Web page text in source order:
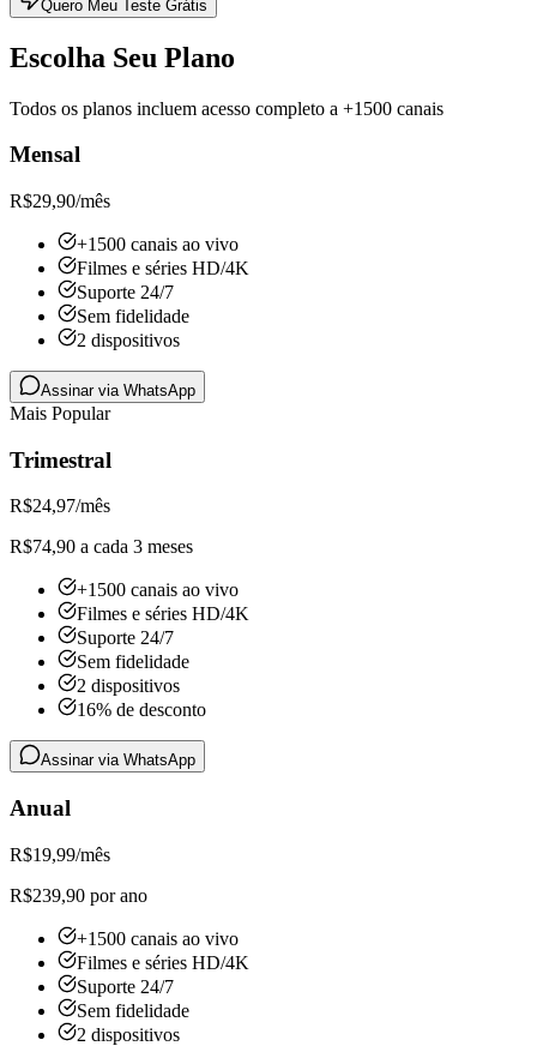
Quero Meu Teste Grátis
Escolha Seu Plano
Todos os planos incluem acesso completo a +1500 canais
Mensal
R$29,90/mês
+1500 canais ao vivo
Filmes e séries HD/4K
Suporte 24/7
Sem fidelidade
2 dispositivos
Assinar via WhatsApp
Mais Popular
Trimestral
R$24,97/mês
R$74,90 a cada 3 meses
+1500 canais ao vivo
Filmes e séries HD/4K
Suporte 24/7
Sem fidelidade
2 dispositivos
16% de desconto
Assinar via WhatsApp
Anual
R$19,99/mês
R$239,90 por ano
+1500 canais ao vivo
Filmes e séries HD/4K
Suporte 24/7
Sem fidelidade
2 dispositivos